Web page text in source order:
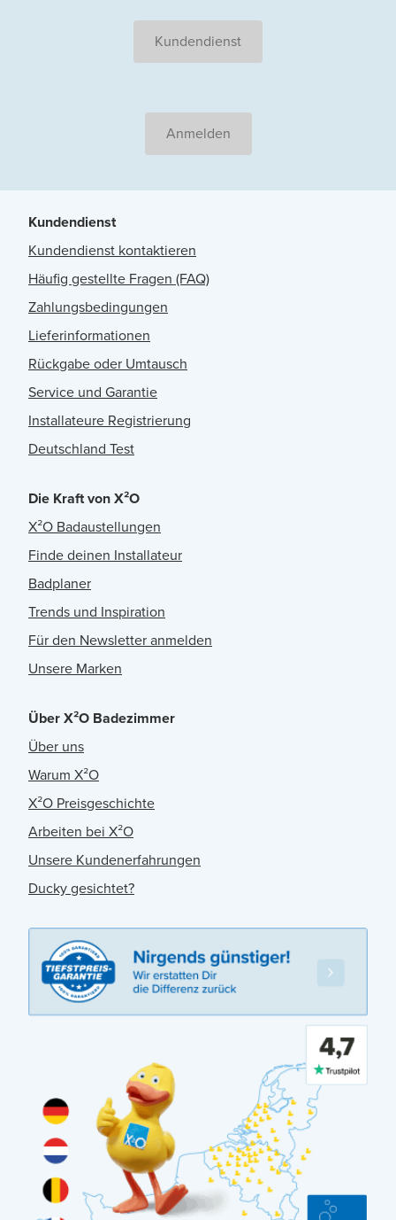
Kundendienst
Anmelden
Kundendienst
Kundendienst kontaktieren
Häufig gestellte Fragen (FAQ)
Zahlungsbedingungen
Lieferinformationen
Rückgabe oder Umtausch
Service und Garantie
Installateure Registrierung
Deutschland Test
Die Kraft von X²O
X²O Badaustellungen
Finde deinen Installateur
Badplaner
Trends und Inspiration
Für den Newsletter anmelden
Unsere Marken
Über X²O Badezimmer
Über uns
Warum X²O
X²O Preisgeschichte
Arbeiten bei X²O
Unsere Kundenerfahrungen
Ducky gesichtet?